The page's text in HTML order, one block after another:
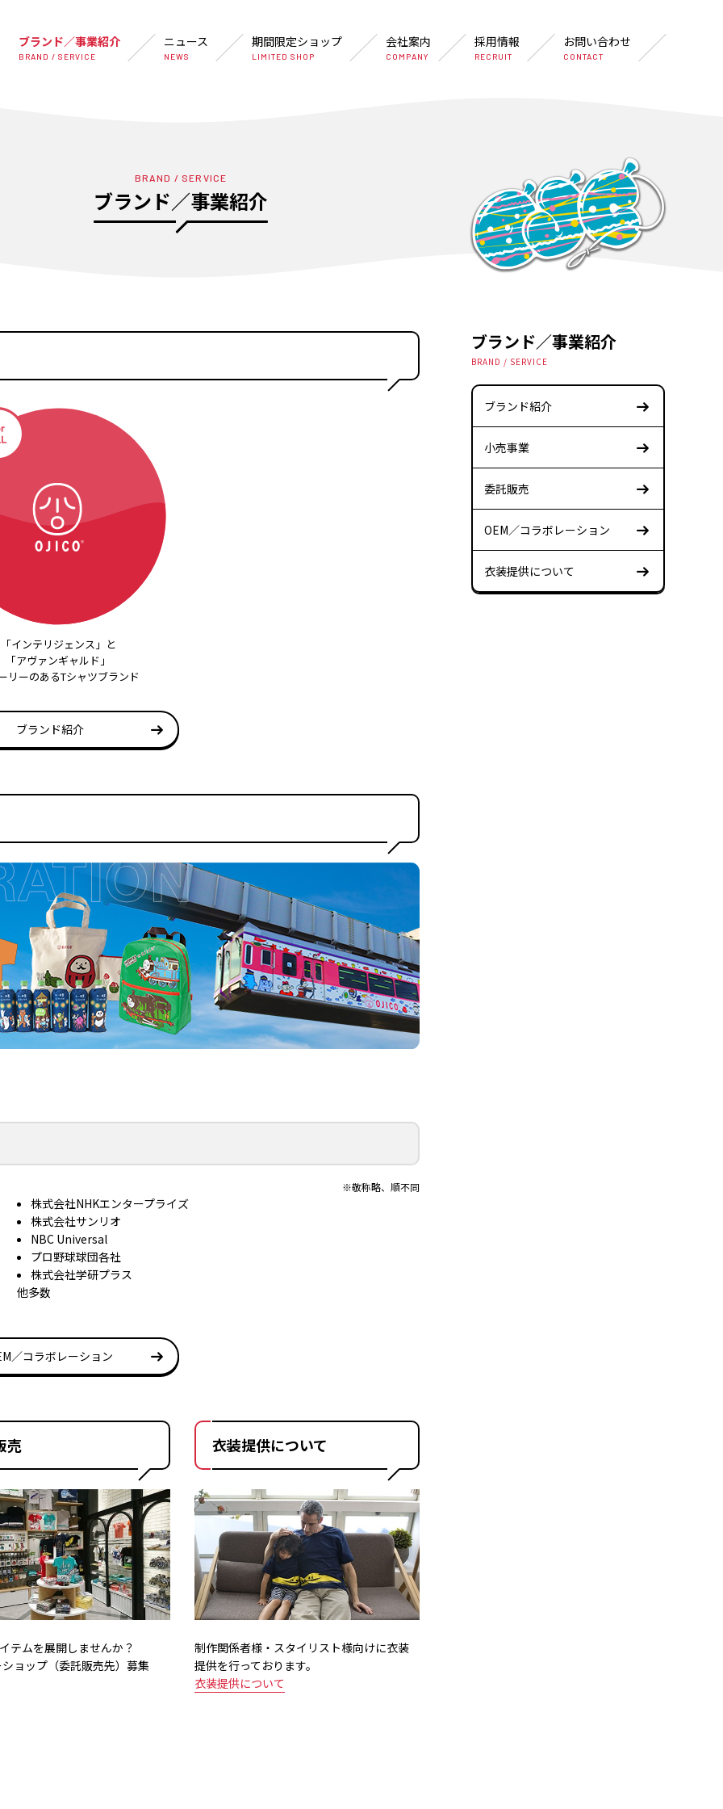
ブランド／事業紹介
BRAND / SERVICE
ニュース
NEWS
期間限定ショップ
LIMITED SHOP
会社案内
COMPANY
採用情報
RECRUIT
お問い合わせ
CONTACT
BRAND / SERVICE
ブランド／事業紹介
「インテリジェンス」と
「アヴァンギャルド」
リーのあるTシャツブランド
ブランド紹介
※敬称略、順不同
株式会社NHKエンタープライズ
株式会社サンリオ
NBC Universal
プロ野球球団各社
株式会社学研プラス
他多数
／コラボレーション
売
テムを展開しませんか？
ョップ（委託販売先）募集
衣装提供について
制作関係者様・スタイリスト様向けに衣装
提供を行っております。
衣装提供について
ブランド／事業紹介
BRAND / SERVICE
ブランド紹介
小売事業
委託販売
OEM／コラボレーション
衣装提供について